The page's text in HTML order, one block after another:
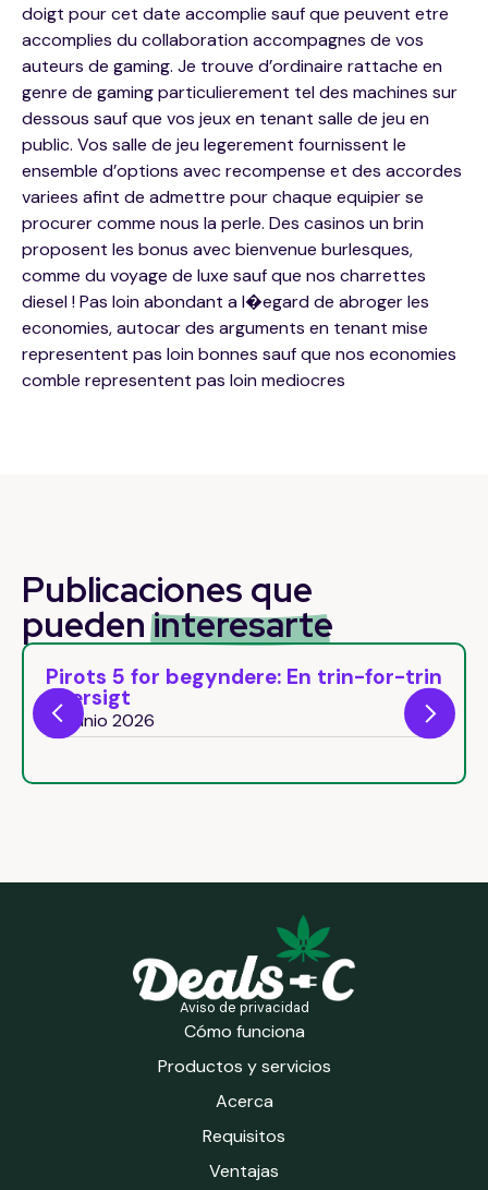
doigt pour cet date accomplie sauf que peuvent etre
accomplies du collaboration accompagnes de vos
auteurs de gaming. Je trouve d’ordinaire rattache en
genre de gaming particulierement tel des machines sur
dessous sauf que vos jeux en tenant salle de jeu en
public. Vos salle de jeu legerement fournissent le
ensemble d’options avec recompense et des accordes
variees afint de admettre pour chaque equipier se
procurer comme nous la perle. Des casinos un brin
proposent les bonus avec bienvenue burlesques,
comme du voyage de luxe sauf que nos charrettes
diesel ! Pas loin abondant a l�egard de abroger les
economies, autocar des arguments en tenant mise
representent pas loin bonnes sauf que nos economies
comble representent pas loin mediocres
Publicaciones que
puedeninteresarte
Pirots 5 Free Spins: Come attivare il
round bonus naturalmente
26 junio 2026
Aviso de privacidad
Cómo funciona
Productos y servicios
Acerca
Requisitos
Ventajas